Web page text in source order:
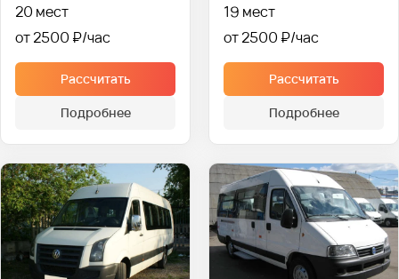
20 мест
от 2500 ₽
Рассчитать
Подробнее
19 мест
от 2500 ₽
Рассчитать
Подробнее